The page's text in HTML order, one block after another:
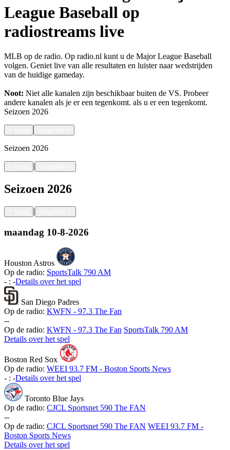
League Baseball op
radiostreams live
MLB op de radio. Op radio.nl kunt u de Major League Baseball
volgen. Geniet live van alle resultaten en luister naar wedstrijden
van de huidige gameday.
Noot: Niet alle kanalen zijn beschikbaar buiten de VS. Probeer
andere kanalen als je er een tegenkomt. als u er een tegenkomt.
Seizoen 2026
Seizoen 2026
|
Seizoen 2026
|
maandag 10-8-2026
Houston Astros
Op de radio: SportsTalk 790 AM
- : -Details over het spel
San Diego Padres
Op de radio: KWFN - 97.3 The Fan
--
Op de radio: KWFN - 97.3 The Fan SportsTalk 790 AM
Details over het spel
Boston Red Sox
Op de radio: WEEI 93.7 FM - Boston Sports News
- : -Details over het spel
Toronto Blue Jays
Op de radio: CJCL Sportsnet 590 The FAN
--
Op de radio: CJCL Sportsnet 590 The FAN WEEI 93.7 FM -
Boston Sports News
Details over het spel